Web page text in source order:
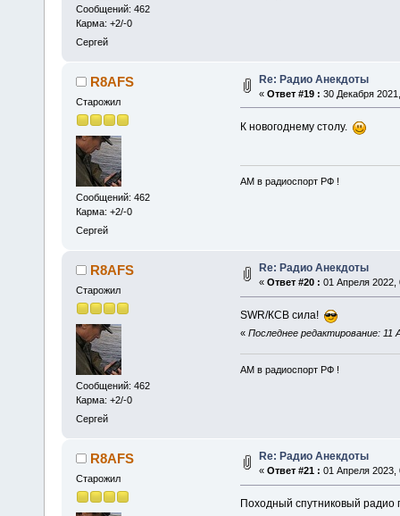
Сообщений: 462
Карма: +2/-0
Сергей
R8AFS
Старожил
Сообщений: 462
Карма: +2/-0
Сергей
Re: Радио Анекдоты
« Ответ #19 : 30 Декабря
К новогоднему столу.
АМ в радиоспорт РФ !
R8AFS
Старожил
Сообщений: 462
Карма: +2/-0
Сергей
Re: Радио Анекдоты
« Ответ #20 : 01 Апреля 2022,
SWR/КСВ сила!
« Последнее редактирование: 11
АМ в радиоспорт РФ !
R8AFS
Старожил
Re: Радио Анекдоты
« Ответ #21 : 01 Апреля 2023,
Походный спутниковый